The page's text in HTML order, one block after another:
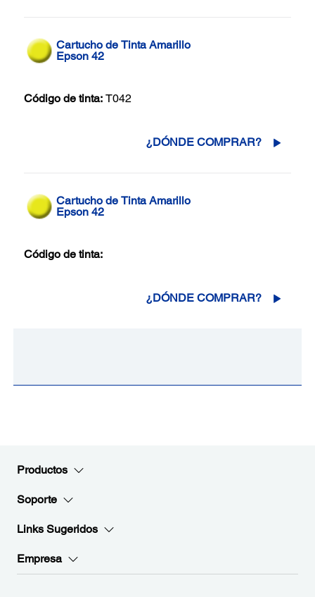
Cartucho de Tinta Amarillo
Epson 42
Código de tinta: T042
¿DÓNDE COMPRAR?
Cartucho de Tinta Amarillo
Epson 42
Código de tinta:
¿DÓNDE COMPRAR?
Productos
Soporte
Links Sugeridos
Empresa